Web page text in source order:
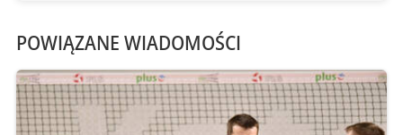
POWIĄZANE WIADOMOŚCI